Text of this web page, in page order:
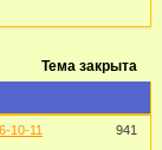
Тема закрыта
941
10-11